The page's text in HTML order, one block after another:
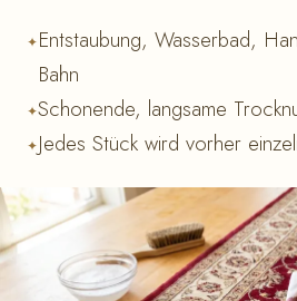
Entstaubung, Wasserbad,
Bahn
Schonende, langsame
Jedes Stück wird vorher